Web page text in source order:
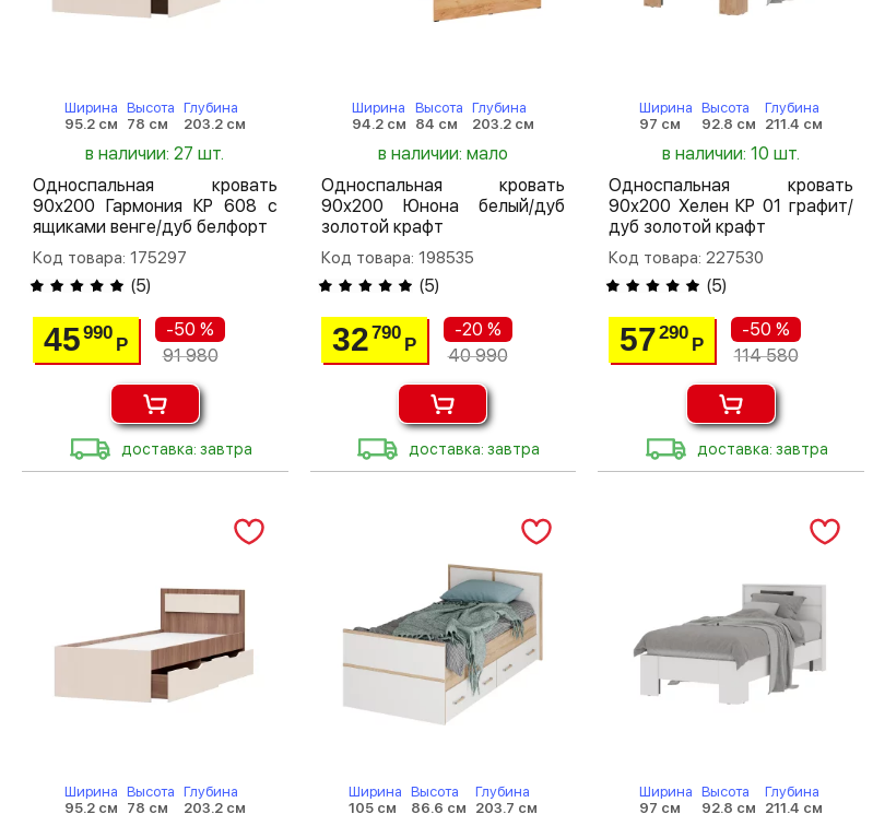
Ширина
95.2 см
Высота
78 см
Глубина
203.2 см
в наличии: 27 шт.
Односпальная кровать
90х200 Гармония КР 608 с
ящиками венге/дуб белфорт
Код товара: 175297
(5)
45990
Р
-50 %
91 980
доставка: завтра
Ширина
94.2 см
Высота
84 см
Глубина
203.2 см
в наличии: мало
Односпальная кровать
90х200 Юнона белый/дуб
золотой крафт
Код товара: 198535
(5)
32790
Р
-20 %
40 990
доставка: завтра
Ширина
97 см
Высота
92.8 см
Глубина
211.4 см
в наличии: 10 шт.
Односпальная кровать
90х200 Хелен КР 01 графит/
дуб золотой крафт
Код товара: 227530
(5)
57290
Р
-50 %
114 580
доставка: завтра
Ширина
95.2 см
Высота
78 см
Глубина
203.2 см
Ширина
105 см
Высота
86.6 см
Глубина
203.7 см
Ширина
97 см
Высота
92.8 см
Глубина
211.4 см